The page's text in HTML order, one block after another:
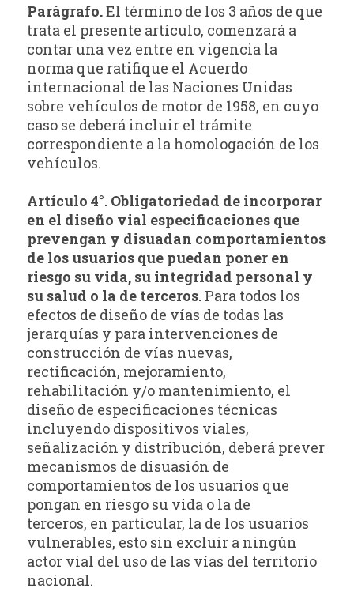
Parágrafo.El término de los 3 años de que
trata el presente artículo, comenzará a
contar una vez entre en vigencia la
norma que ratifique el Acuerdo
internacional de las Naciones Unidas
sobre vehículos de motor de 1958, en cuyo
caso se deberá incluir el trámite
correspondiente a la homologación de los
vehículos.
Artículo 4°. Obligatoriedad de incorporar
en el diseño vial especificaciones que
prevengan y disuadan comportamientos
de los usuarios que puedan poner en
riesgo su vida, su integridad personal y
su salud o la de terceros. Para todos los
efectos de diseño de vías de todas las
jerarquías y para intervenciones de
construcción de vías nuevas,
rectificación, mejoramiento,
rehabilitación y/o mantenimiento, el
diseño de especificaciones técnicas
incluyendo dispositivos viales,
señalización y distribución, deberá prever
mecanismos de disuasión de
comportamientos de los usuarios que
pongan en riesgo su vida o la de
terceros, en particular, la de los usuarios
vulnerables, esto sin excluir a ningún
actor vial del uso de las vías del territorio
nacional.